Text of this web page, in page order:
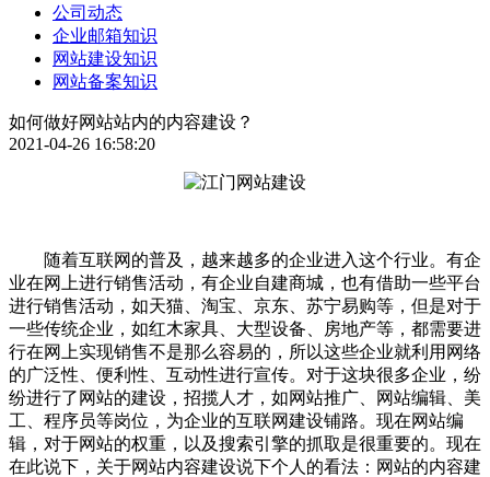
公司动态
企业邮箱知识
网站建设知识
网站备案知识
如何做好网站站内的内容建设？
2021-04-26 16:58:20
随着互联网的普及，越来越多的企业进入这个行业。有企
业在网上进行销售活动，有企业自建商城，也有借助一些平台
进行销售活动，如天猫、淘宝、京东、苏宁易购等，但是对于
一些传统企业，如红木家具、大型设备、房地产等，都需要进
行在网上实现销售不是那么容易的，所以这些企业就利用网络
的广泛性、便利性、互动性进行宣传。对于这块很多企业，纷
纷进行了网站的建设，招揽人才，如网站推广、网站编辑、美
工、程序员等岗位，为企业的互联网建设铺路。现在网站编
辑，对于网站的权重，以及搜索引擎的抓取是很重要的。现在
在此说下，关于网站内容建设说下个人的看法：网站的内容建